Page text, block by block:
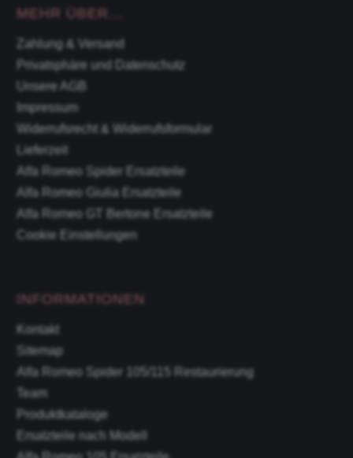
MEHR ÜBER...
Zahlung & Versand
Privatsphäre und Datenschutz
Unsere AGB
Impressum
Widerrufsrecht & Widerrufsformular
Lieferzeit
Alfa Romeo Spider Ersatzteile
Alfa Romeo Giulia Ersatzteile
Alfa Romeo GT Bertone Ersatzteile
Cookie Einstellungen
INFORMATIONEN
Kontakt
Sitemap
Alfa Romeo Spider 105/115 Restaurierung
Team
Produktkataloge
Ersatzteile nach Modell